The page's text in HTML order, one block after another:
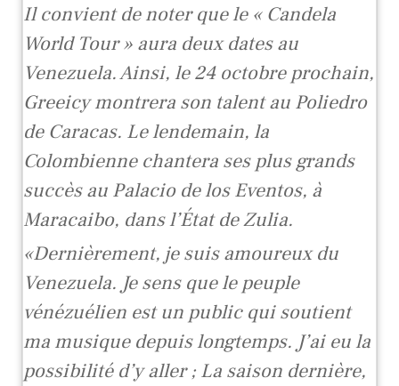
Il convient de noter que le « Candela
World Tour » aura deux dates au
Venezuela. Ainsi, le 24 octobre prochain,
Greeicy montrera son talent au Poliedro
de Caracas. Le lendemain, la
Colombienne chantera ses plus grands
succès au Palacio de los Eventos, à
Maracaibo, dans l’État de Zulia.
«Dernièrement, je suis amoureux du
Venezuela. Je sens que le peuple
vénézuélien est un public qui soutient
ma musique depuis longtemps. J’ai eu la
possibilité d’y aller ; La saison dernière,